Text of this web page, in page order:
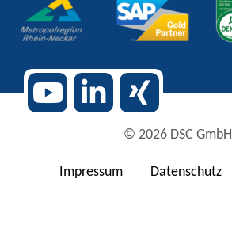
© 2026 DSC GmbH
Impressum Datenschutz